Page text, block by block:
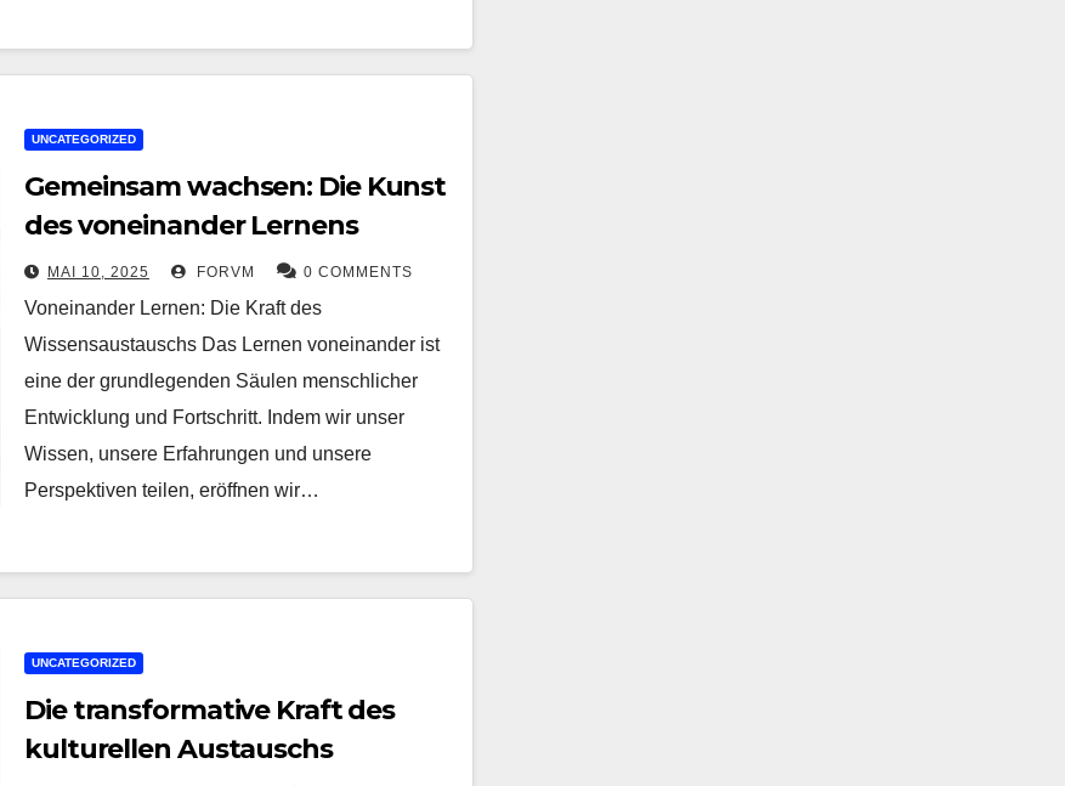
UNCATEGORIZED
Gemeinsam wachsen: Die Kunst
des voneinander Lernens
MAI 10, 2025 FORVM 0 COMMENTS
Voneinander Lernen: Die Kraft des
Wissensaustauschs Das Lernen voneinander ist
eine der grundlegenden Säulen menschlicher
Entwicklung und Fortschritt. Indem wir unser
Wissen, unsere Erfahrungen und unsere
Perspektiven teilen, eröffnen wir…
UNCATEGORIZED
Die transformative Kraft des
kulturellen Austauschs